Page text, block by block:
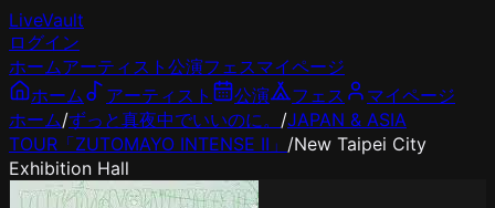
LiveVault
ログイン
ホームアーティスト 公演フェスマイページ
ホーム
アーティスト 公演 フェス
マイページ
ホーム/ずっと真夜中でいいのに。 /JAPAN & ASIA
TOUR「ZUTOMAYO INTENSE II」 /New Taipei City
Exhibition Hall